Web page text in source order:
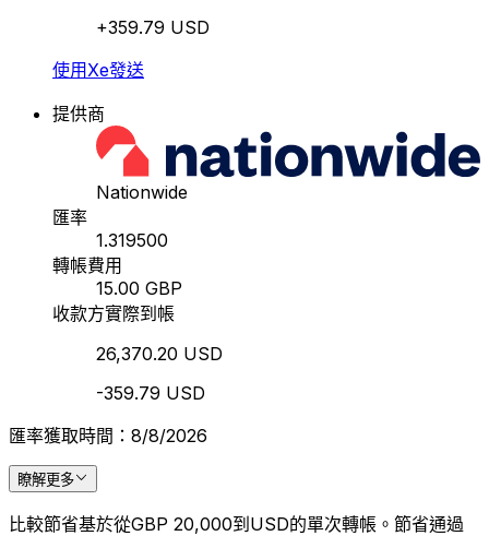
+359.79 USD
使用Xe發送
提供商
Nationwide
匯率
1.319500
轉帳費用
15.00 GBP
收款方實際到帳
26,370.20 USD
-359.79 USD
匯率獲取時間：8/8/2026
瞭解更多
比較節省基於從GBP 20,000到USD的單次轉帳。節省通過